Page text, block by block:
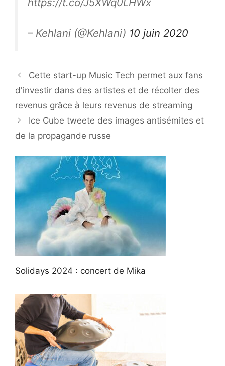
– Kehlani (@Kehlani) 10 juin 2020
Cette start-up Music Tech permet aux fans
d'investir dans des artistes et de récolter des
revenus grâce à leurs revenus de streaming
Ice Cube tweete des images antisémites et
de la propagande russe
Solidays 2024 : concert de Mika